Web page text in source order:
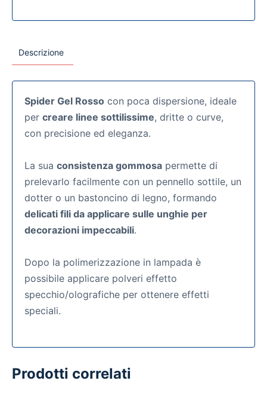
Descrizione
Spider Gel Rosso con poca dispersione, ideale
per creare linee sottilissime, dritte o curve,
con precisione ed eleganza.
La sua consistenza gommosa permette di
prelevarlo facilmente con un pennello sottile, un
dotter o un bastoncino di legno, formando
delicati fili da applicare sulle unghie per
decorazioni impeccabili.
Dopo la polimerizzazione in lampada è
possibile applicare polveri effetto
specchio/olografiche per ottenere effetti
speciali.
Prodotti correlati